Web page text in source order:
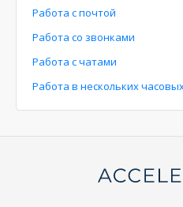
Работа с почтой
Работа со звонками
Работа с чатами
Работа в нескольких